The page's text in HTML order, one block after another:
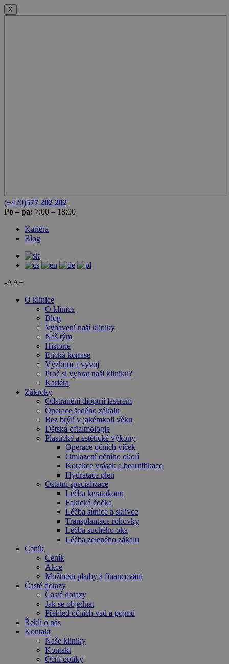
X
(+420)577 202 202
Po – pá: 7:00 – 18:00
Kariéra
Blog
-AA+
O klinice
O klinice
Blog
Vybavení naší kliniky
Náš tým
Historie
Etická komise
Výzkum a vývoj
Proč si vybrat naši kliniku?
Kariéra
Zákroky
Odstranění dioptrií laserem
Operace šedého zákalu
Bez brýlí v jakémkoli věku
Dětská oftalmologie
Plastické a estetické výkony
Operace očních víček
Omlazení očního okolí
Korekce vrásek a beautifikace
Hydratace pleti
Ostatní specializace
Léčba keratokonu
Fakická čočka
Léčba sítnice a sklivce
Transplantace rohovky
Léčba suchého oka
Léčba zeleného zákalu
Ceník
Ceník
Akce
Možnosti platby a financování
Časté dotazy
Časté dotazy
Jak se objednat
Přehled očních vad a pojmů
Řekli o nás
Kontakt
Naše kliniky
Kontakt
Oční optiky